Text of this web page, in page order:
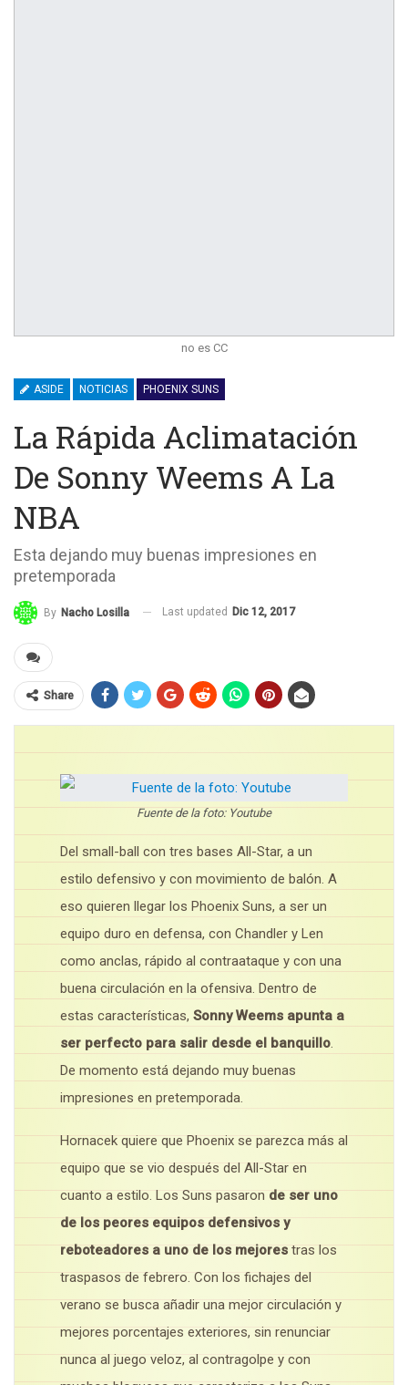
no es CC
ASIDE NOTICIAS PHOENIX SUNS
La Rápida Aclimatación
De Sonny Weems A La
NBA
Esta dejando muy buenas impresiones en
pretemporada
By Nacho Losilla Last updated Dic 12, 2017
Share
Fuente de la foto: Youtube
Del small-ball con tres bases All-Star, a un
estilo defensivo y con movimiento de balón. A
eso quieren llegar los Phoenix Suns, a ser un
equipo duro en defensa, con Chandler y Len
como anclas, rápido al contraataque y con una
buena circulación en la ofensiva. Dentro de
estas características, Sonny Weems apunta a
ser perfecto para salir desde el banquillo.
De momento está dejando muy buenas
impresiones en pretemporada.
Hornacek quiere que Phoenix se parezca más al
equipo que se vio después del All-Star en
cuanto a estilo. Los Suns pasaron de ser uno
de los peores equipos defensivos y
reboteadores a uno de los mejores tras los
traspasos de febrero. Con los fichajes del
verano se busca añadir una mejor circulación y
mejores porcentajes exteriores, sin renunciar
nunca al juego veloz, al contragolpe y con